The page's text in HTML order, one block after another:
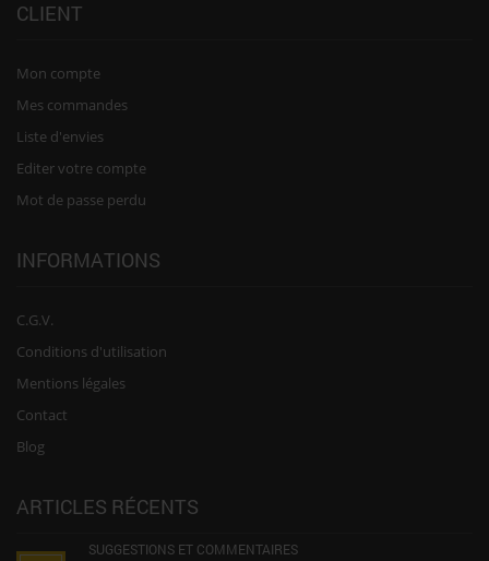
CLIENT
Mon compte
Mes commandes
Liste d'envies
Editer votre compte
Mot de passe perdu
INFORMATIONS
C.G.V.
Conditions d'utilisation
Mentions légales
Contact
Blog
ARTICLES RÉCENTS
SUGGESTIONS ET COMMENTAIRES